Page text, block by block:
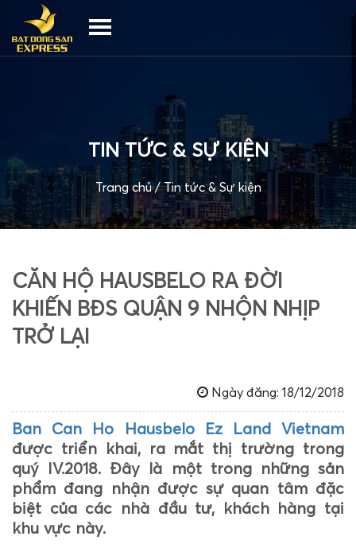
TIN TỨC & SỰ KIỆN
Trang chủ/Tin tức & Sự kiện
CĂN HỘ HAUSBELO RA ĐỜI
KHIẾN BĐS QUẬN 9 NHỘN NHỊP
TRỞ LẠI
Ngày đăng: 18/12/2018
Ban Can Ho Hausbelo Ez Land Vietnam
được triển khai, ra mắt thị trường trong
quý IV.2018. Đây là một trong những sản
phẩm đang nhận được sự quan tâm đặc
biệt của các nhà đầu tư, khách hàng tại
khu vực này.